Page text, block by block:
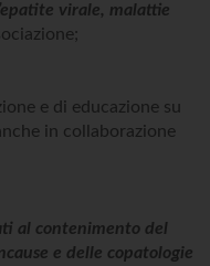
virale, malattie
e di educazione su
in collaborazione
al contenimento del
e delle copatologie